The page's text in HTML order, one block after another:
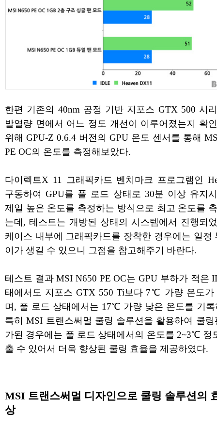
한편 기존의 40nm 공정 기반 지포스 GTX 500 시
발열량 면에서 어느 정도 개선이 이루어졌는지 확
위해 GPU-Z 0.6.4 버전의 GPU 온도 센서를 통해
PE OC의 온도를 측정해보았다.
다이렉트X 11 그래픽카드 벤치마크 프로그램인
구동하여 GPU를 풀 로드 상태로 30분 이상 유지
제일 높은 온도를 측정하는 방식으로 최고 온도를
는데, 테스트는 개방된 상태의 시스템에서 진행되
케이스 내부에 그래픽카드를 장착한 경우에는 일정
이가 생길 수 있으니 그점을 참고해주기 바란다.
테스트 결과 MSI N650 PE OC는 GPU 부하가 적은
태에서도 지포스 GTX 550 Ti보다 7℃ 가량 온도가
며, 풀 로드 상태에서는 17℃ 가량 낮은 온도를 기록
특히 MSI 트랜스써멀 쿨링 솔루션을 활용하여 쿨링
가된 경우에는 풀 로드 상태에서의 온도를 2~3℃ 정
출 수 있어서 더욱 향상된 쿨링 효율을 제공하였다.
MSI 트랜스써멀 디자인으로 쿨링 솔루션의
상